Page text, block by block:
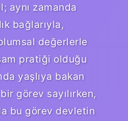
aynı zamanda
bağlarıyla,
değerlerle
pratiği olduğu
yaşlıya bakan
görev sayılırken,
bu görev devletin